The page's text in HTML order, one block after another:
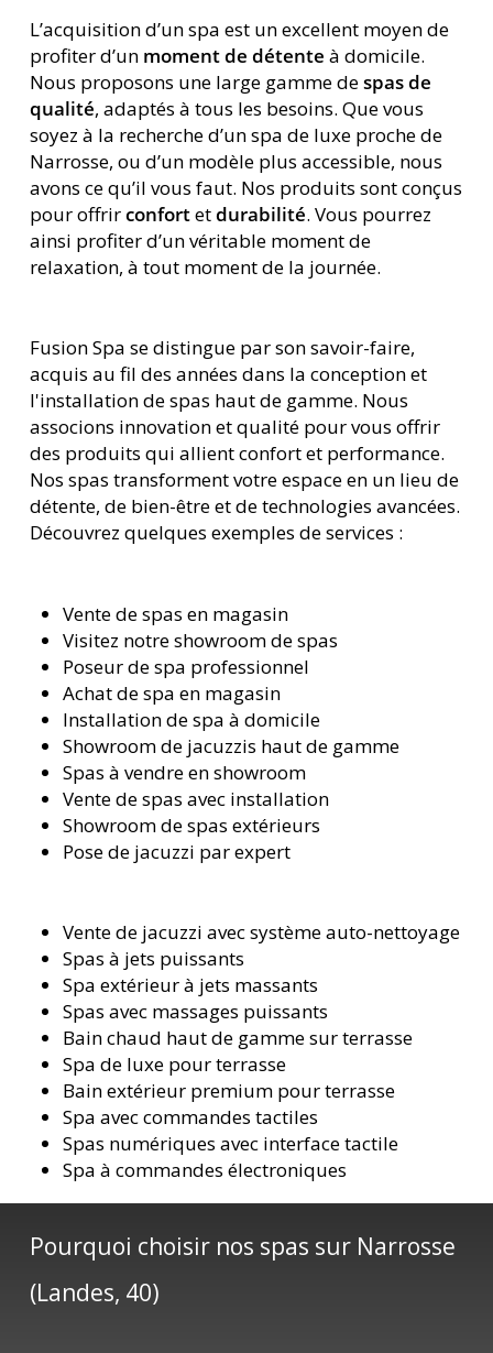
L’acquisition d’un spa est un excellent moyen de
profiter d’un moment de détente à domicile.
Nous proposons une large gamme despas de
qualité, adaptés à tous les besoins. Que vous
soyez à la recherche d’un spa de luxe proche de
Narrosse, ou d’un modèle plus accessible, nous
avons ce qu’il vous faut. Nos produits sont conçus
pour offrirconfortetdurabilité. Vous pourrez
ainsi profiter d’un véritable moment de
relaxation, à tout moment de la journée.
Fusion Spa se distingue par son savoir-faire,
acquis au fil des années dans la conception et
l'installation de spas haut de gamme. Nous
associons innovation et qualité pour vous offrir
des produits qui allient confort et performance.
Nos spas transforment votre espace en un lieu de
détente, de bien-être et de technologies avancées.
Découvrez quelques exemples de services :
Vente de spas en magasin
Visitez notre showroom de spas
Poseur de spa professionnel
Achat de spa en magasin
Installation de spa à domicile
Showroom de jacuzzis haut de gamme
Spas à vendre en showroom
Vente de spas avec installation
Showroom de spas extérieurs
Pose de jacuzzi par expert
Vente de jacuzzi avec système auto-nettoyage
Spas à jets puissants
Spa extérieur à jets massants
Spas avec massages puissants
Bain chaud haut de gamme sur terrasse
Spa de luxe pour terrasse
Bain extérieur premium pour terrasse
Spa avec commandes tactiles
Spas numériques avec interface tactile
Spa à commandes électroniques
Pourquoi choisir nos spas sur Narrosse
(Landes, 40)